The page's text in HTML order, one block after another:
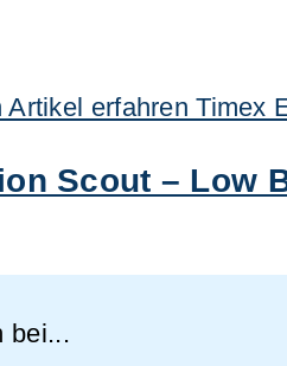
Scout – Low
bei...